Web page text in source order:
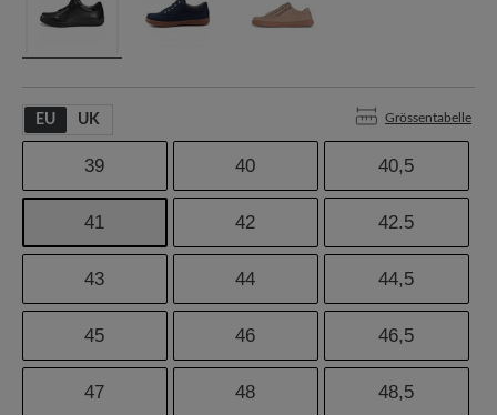
EU UK Grössentabelle
39 40 40,5
41 42 42.5
43 44 44,5
45 46 46,5
47 48 48,5